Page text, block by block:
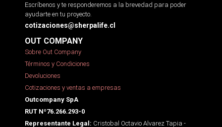
Escríbenos y te responderemos a la brevedad para poder
ayudarte en tu proyecto.
cotizaciones@sherpalife.cl
OUT COMPANY
Sobre Out Company
Términos y Condiciones
Devoluciones
Cotizaciones y ventas a empresas
Outcompany SpA
RUT Nº76.266.293-0
Representante Legal: Cristobal Octavio Alvarez Tapia -